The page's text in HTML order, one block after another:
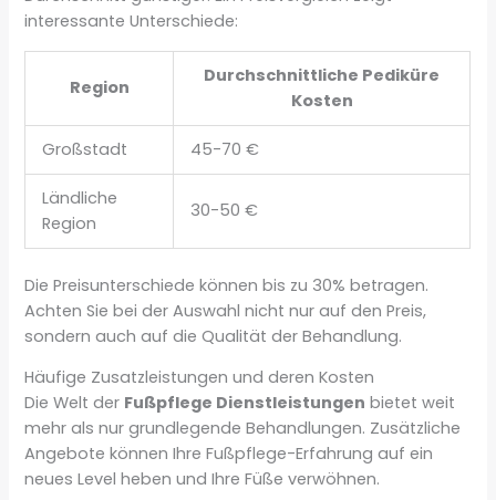
interessante Unterschiede:
Region
Durchschnittliche Pediküre
Kosten
Großstadt 45-70 €
Ländliche
Region
30-50 €
Die Preisunterschiede können bis zu 30% betragen.
Achten Sie bei der Auswahl nicht nur auf den Preis,
sondern auch auf die Qualität der Behandlung.
Häufige Zusatzleistungen und deren Kosten
Die Welt der Fußpflege Dienstleistungen bietet weit
mehr als nur grundlegende Behandlungen. Zusätzliche
Angebote können Ihre Fußpflege-Erfahrung auf ein
neues Level heben und Ihre Füße verwöhnen.